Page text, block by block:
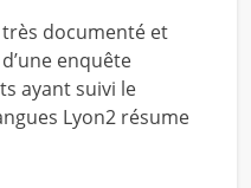
documenté et
enquête
ayant suivi le
Lyon2 résume